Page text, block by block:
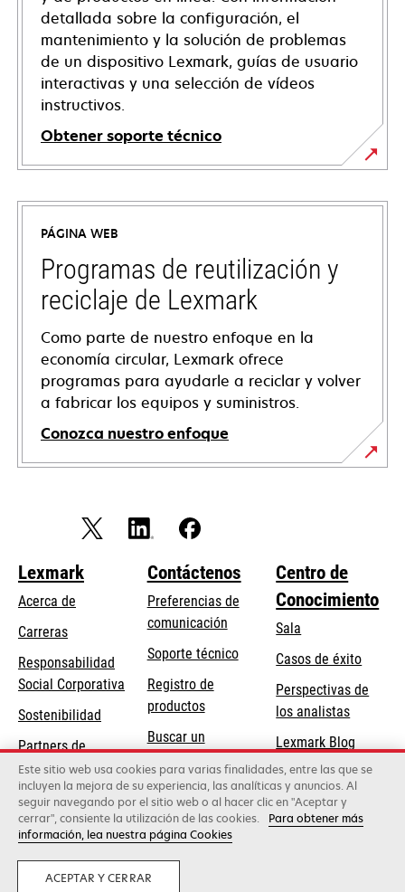
detallada sobre la configuración, el
mantenimiento y la solución de problemas
de un dispositivo Lexmark, guías de usuario
interactivas y una selección de vídeos
instructivos.
Obtener soporte técnico
se
abre
una
pestaña
nueva
PÁGINA WEB
Programas de reutilización y
reciclaje de Lexmark
Como parte de nuestro enfoque en la
economía circular, Lexmark ofrece
programas para ayudarle a reciclar y volver
a fabricar los equipos y suministros.
Conozca nuestro enfoque
Lexmark
Acerca de
Carreras
Responsabilidad
Social Corporativa
abre
una
pestaña
nueva
Sostenibilidad
Partners de
Lexmark
Contáctenos
Preferencias de
comunicación
Soporte técnicose
pestaña
nueva
Registro de
productos
Buscar un
concesionario
Centro de
Conocimiento
Sala
Casos de éxito
Perspectivas de
los analistas
Lexmark Blog
Lexmark International, Inc., una empresa de Xerox
©2026 Todos los derechos reservados.
Privacidad
Este sitio web usa cookies para varias finalidades, entre las que se
incluyen la mejora de su experiencia, las analíticas y anuncios. Al
seguir navegando por el sitio web o al hacer clic en "Aceptar y
cerrar", consiente la utilización de las cookies.
Para obtener más
información, lea nuestra página Cookies
ACEPTAR Y CERRAR